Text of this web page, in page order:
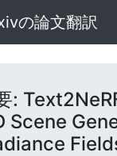
の論文翻訳
:
Scene